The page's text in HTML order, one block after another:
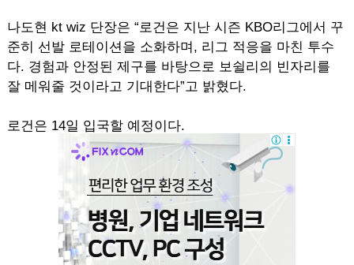
나도현 kt wiz 단장은 “로건은 지난 시즌 KBO리그에서 꾸
준히 선발 로테이션을 소화하며, 리그 적응을 마친 투수
다. 경험과 안정된 제구를 바탕으로 보쉴리의 빈자리를
잘 메워줄 것이라고 기대한다”고 밝혔다.
로건은 14일 입국할 예정이다.